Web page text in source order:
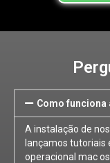
Como funciona
A instalação de
lançamos tutoriais
operacional mac os